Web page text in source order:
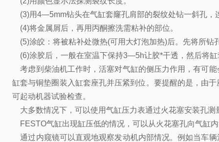
(3)用4—5mm钻头在气缸套窿孔肩部的裂纹处钻一斜孔，
(4)将金属屑后，再用丙酮擦洗需粘补的部位。
(5)涂皎：将被粘补处微热(可用大灯泡加热)后。先将所钻
(6)涂胶后，一般在室温下保持3—5h让胶*干透，然后将
考虑到柴油机工作时，活塞对气缸的侧压力作用，有可
缸套与铜垫圈装入缸套座孔并压紧到位。要提醒的是，由
可起动机器试验检查。
大多数情况下，可以使用气缸压力表通过火花塞安装孔
FESTO气缸出现缸压低的情况，可以从火花塞孔向气缸
通过内窥镜可以直观地观察发动机内部情况。例如当车